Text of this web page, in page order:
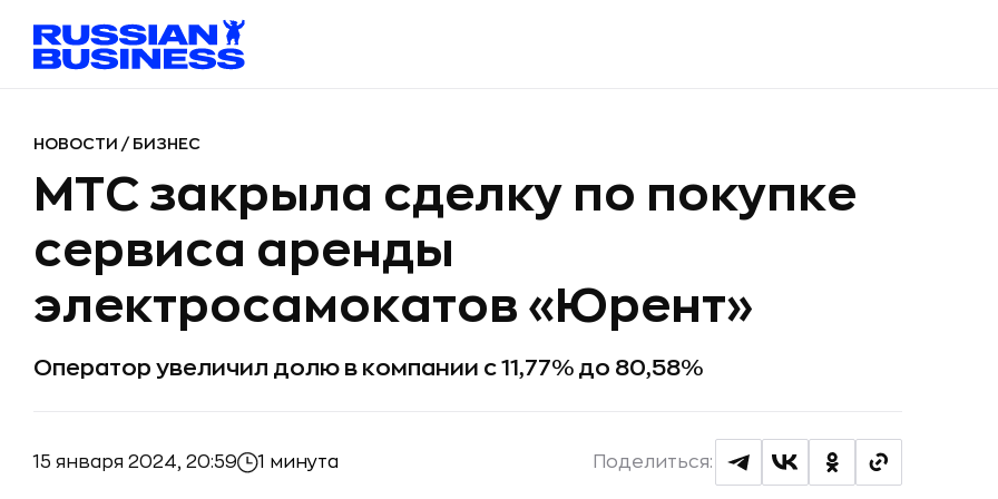
НОВОСТИ / БИЗНЕС
МТС закрыла сделку по покупке
сервиса аренды
электросамокатов «Юрент»
Оператор увеличил долю в компании с 11,77% до 80,58%
15 января 2024, 20:59 1 минута Поделиться: